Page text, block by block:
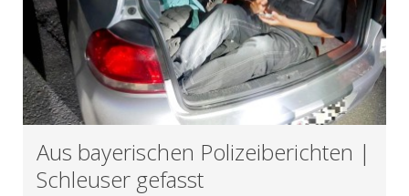
Aus bayerischen Polizeiberichten |
Schleuser gefasst